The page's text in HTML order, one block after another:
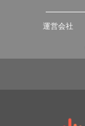
運営会社